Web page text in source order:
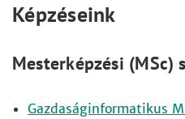
Képzéseink
Mesterképzési (MSc)
Gazdaságinformatikus